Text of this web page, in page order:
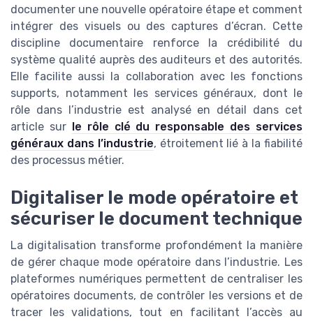
documenter une nouvelle opératoire étape et comment
intégrer des visuels ou des captures d’écran. Cette
discipline documentaire renforce la crédibilité du
système qualité auprès des auditeurs et des autorités.
Elle facilite aussi la collaboration avec les fonctions
supports, notamment les services généraux, dont le
rôle dans l’industrie est analysé en détail dans cet
article sur le rôle clé du responsable des services
généraux dans l’industrie, étroitement lié à la fiabilité
des processus métier.
Digitaliser le mode opératoire et
sécuriser le document technique
La digitalisation transforme profondément la manière
de gérer chaque mode opératoire dans l’industrie. Les
plateformes numériques permettent de centraliser les
opératoires documents, de contrôler les versions et de
tracer les validations, tout en facilitant l’accès au